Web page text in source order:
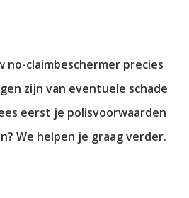
no-claimbeschermer precies
zijn van eventuele schade
eerst je polisvoorwaarden
We helpen je graag verder.